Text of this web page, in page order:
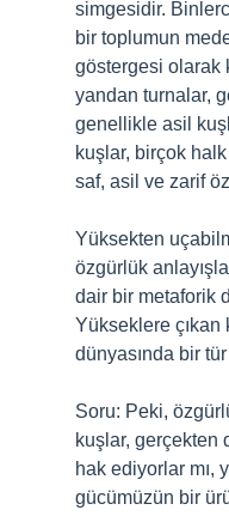
simgesidir.
bir toplumun
göstergesi olarak
yandan turnalar,
genellikle asil
kuşlar, birçok
saf, asil ve zarif
Yüksekten
özgürlük
dair bir metaforik
Yükseklere çıkan
dünyasında bir tür
Soru: Peki,
kuşlar, gerçekten
hak ediyorlar mı,
gücümüzün bir